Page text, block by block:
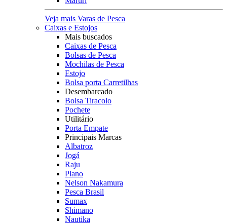
Veja mais Varas de Pesca
Caixas e Estojos
Mais buscados
Caixas de Pesca
Bolsas de Pesca
Mochilas de Pesca
Estojo
Bolsa porta Carretilhas
Desembarcado
Bolsa Tiracolo
Pochete
Utilitário
Porta Empate
Principais Marcas
Albatroz
Jogá
Raju
Plano
Nelson Nakamura
Pesca Brasil
Sumax
Shimano
Nautika